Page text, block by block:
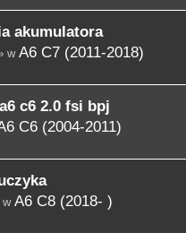
akumulatora
w A6 C7 (2011-2018)
c6 2.0 fsi bpj
C6 (2004-2011)
w A6 C8 (2018- )